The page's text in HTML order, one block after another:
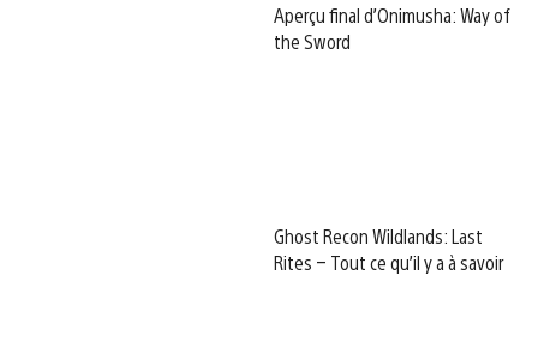
Aperçu final d’Onimusha: Way of
the Sword
Ghost Recon Wildlands: Last
Rites – Tout ce qu’il y a à savoir